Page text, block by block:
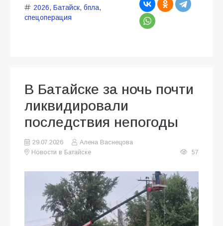
2026, Батайск, бпла,
спецоперация
В Батайске за ночь почти
ликвидировали
последствия непогоды
29.07.2026
Алена Васнецова
Новости в Батайске
57